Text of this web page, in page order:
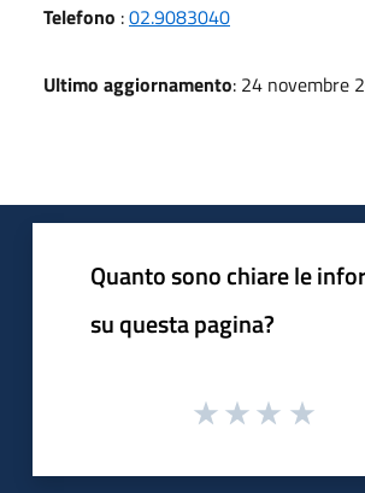
Telefono :02.9083040
Ultimo aggiornamento: 24 novembre
Quanto sono chiare le
su questa pagina?